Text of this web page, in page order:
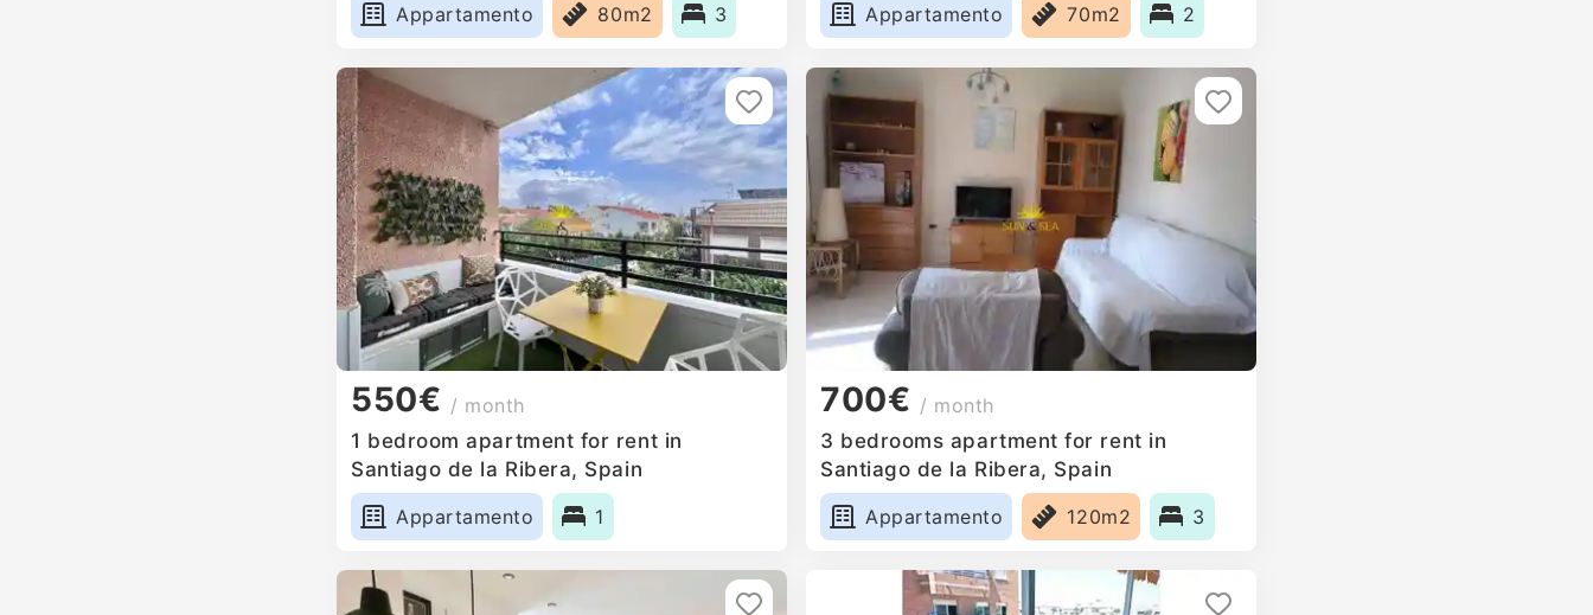
Appartamento
80m2 3
Appartamento
70m2 2
550€ / month
1 bedroom apartment for rent in
Santiago de la Ribera, Spain
Appartamento
1
700€ / month
3 bedrooms apartment for rent in
Santiago de la Ribera, Spain
Appartamento
120m2 3